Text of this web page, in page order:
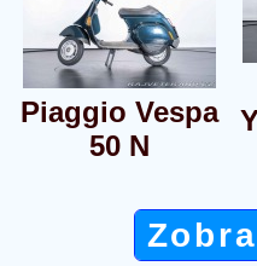
Piaggio Vespa
50 N